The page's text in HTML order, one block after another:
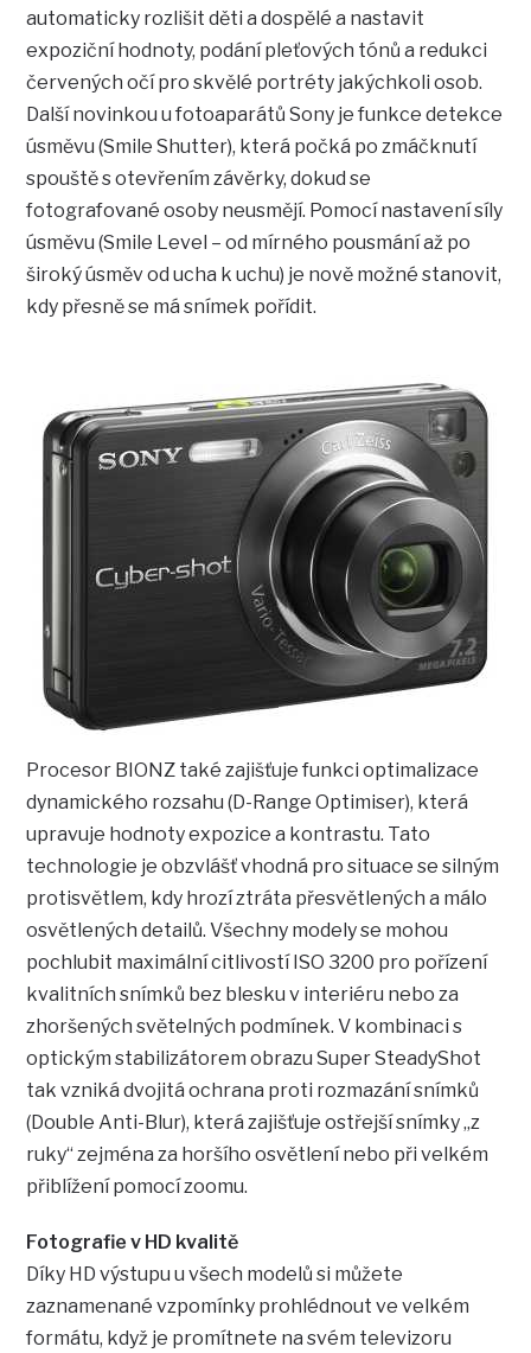
automaticky rozlišit děti a dospělé a nastavit
expoziční hodnoty, podání pleťových tónů a redukci
červených očí pro skvělé portréty jakýchkoli osob.
Další novinkou u fotoaparátů Sony je funkce detekce
úsměvu (Smile Shutter), která počká po zmáčknutí
spouště s otevřením závěrky, dokud se
fotografované osoby neusmějí. Pomocí nastavení síly
úsměvu (Smile Level – od mírného pousmání až po
široký úsměv od ucha k uchu) je nově možné stanovit,
kdy přesně se má snímek pořídit.
Procesor BIONZ také zajišťuje funkci optimalizace
dynamického rozsahu (D-Range Optimiser), která
upravuje hodnoty expozice a kontrastu. Tato
technologie je obzvlášť vhodná pro situace se silným
protisvětlem, kdy hrozí ztráta přesvětlených a málo
osvětlených detailů. Všechny modely se mohou
pochlubit maximální citlivostí ISO 3200 pro pořízení
kvalitních snímků bez blesku v interiéru nebo za
zhoršených světelných podmínek. V kombinaci s
optickým stabilizátorem obrazu Super SteadyShot
tak vzniká dvojitá ochrana proti rozmazání snímků
(Double Anti-Blur), která zajišťuje ostřejší snímky „z
ruky“ zejména za horšího osvětlení nebo při velkém
přiblížení pomocí zoomu.
Fotografie v HD kvalitě
Díky HD výstupu u všech modelů si můžete
zaznamenané vzpomínky prohlédnout ve velkém
formátu, když je promítnete na svém televizoru